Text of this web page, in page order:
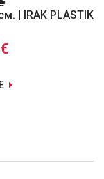
| IRAK PLASTIK